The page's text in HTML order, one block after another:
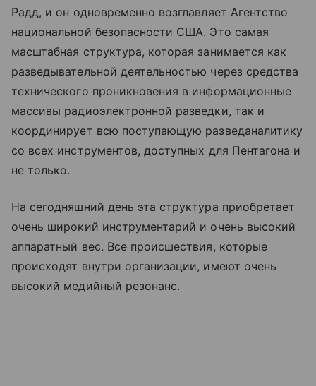
Радд, и он одновременно возглавляет Агентство
национальной безопасности США. Это самая
масштабная структура, которая занимается как
разведывательной деятельностью через средства
технического проникновения в информационные
массивы радиоэлектронной разведки, так и
координирует всю поступающую разведаналитику
со всех инструментов, доступных для Пентагона и
не только.
На сегодняшний день эта структура приобретает
очень широкий инструментарий и очень высокий
аппаратный вес. Все происшествия, которые
происходят внутри организации, имеют очень
высокий медийный резонанс.